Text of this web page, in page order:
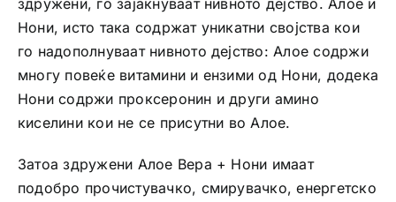
здружени, го зајакнуваат нивното дејство. Алое и
Нони, исто така содржат уникатни својства кои
го надополнуваат нивното дејство: Алое содржи
многу повеќе витамини и ензими од Нони, додека
Нони содржи проксеронин и други амино
киселини кои не се присутни во Алое.
Затоа здружени Алое Вера + Нони имаат
подобро прочистувачко, смирувачко, енергетско